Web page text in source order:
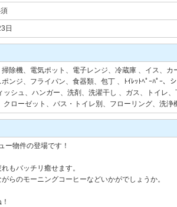
日
除機、電気ポット、電子レンジ、冷蔵庫 、イス、
ンジ、フライパン、食器類、包丁 、ﾄｲﾚｯﾄﾍﾟｰﾊﾟｰ
ッシュ、ハンガー、洗剤、洗濯干し 、ガス、トイレ
ローゼット、バス・トイレ別、フローリング、洗
物件の登場です！
もバッチリ癒せます。
らのモーニングコーヒーなどいかがでしょうか。